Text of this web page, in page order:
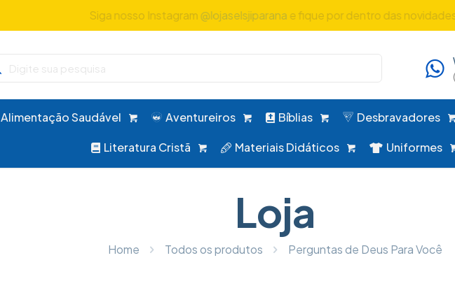
Siga nosso Instagram@lojaselsjiparana e fique por dentro das
Alimentação Saudável Aventureiros Bíblias Desbravadores
Literatura Cristã Materiais Didáticos Uniformes
Loja
Home Todos os produtos Perguntas de Deus Para Você